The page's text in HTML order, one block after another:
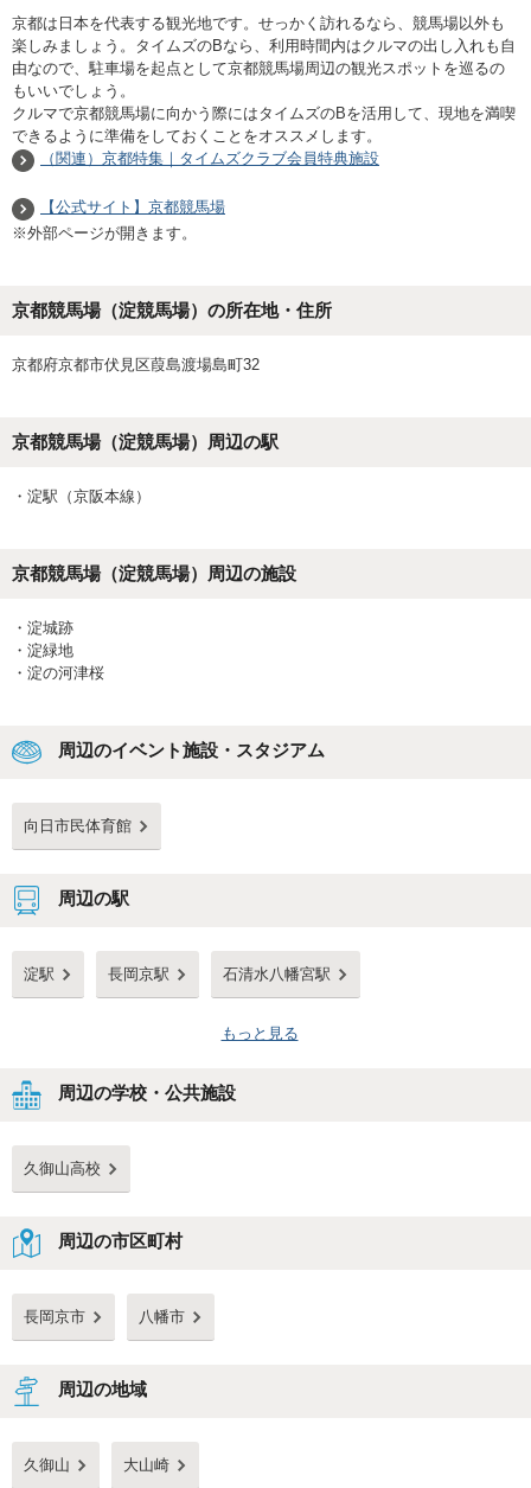
京都は日本を代表する観光地です。せっかく訪れるなら、競馬場以外も
楽しみましょう。タイムズのBなら、利用時間内はクルマの出し入れも自
由なので、駐車場を起点として京都競馬場周辺の観光スポットを巡るの
もいいでしょう。
クルマで京都競馬場に向かう際にはタイムズのBを活用して、現地を満喫
できるように準備をしておくことをオススメします。
（関連）京都特集｜タイムズクラブ会員特典施設
【公式サイト】京都競馬場
※外部ページが開きます。
京都競馬場（淀競馬場）の所在地・住所
京都府京都市伏見区葭島渡場島町32
京都競馬場（淀競馬場） 周辺の駅
・ 淀駅（京阪本線）
京都競馬場（淀競馬場） 周辺の施設
・ 淀城跡
・ 淀緑地
・ 淀の河津桜
周辺のイベント施設・スタジアム
向日市民体育館
周辺の駅
淀駅 長岡京駅 石清水八幡宮駅
もっと見る
周辺の学校・公共施設
久御山高校
周辺の市区町村
長岡京市 八幡市
周辺の地域
久御山 大山崎